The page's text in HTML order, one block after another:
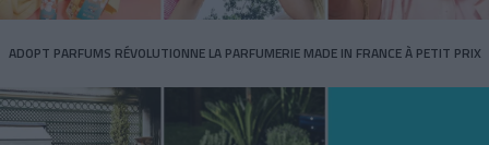
ADOPT PARFUMS RÉVOLUTIONNE LA PARFUMERIE MADE IN FRANCE À PETIT PRIX